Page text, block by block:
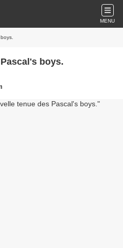
MENU
boys.